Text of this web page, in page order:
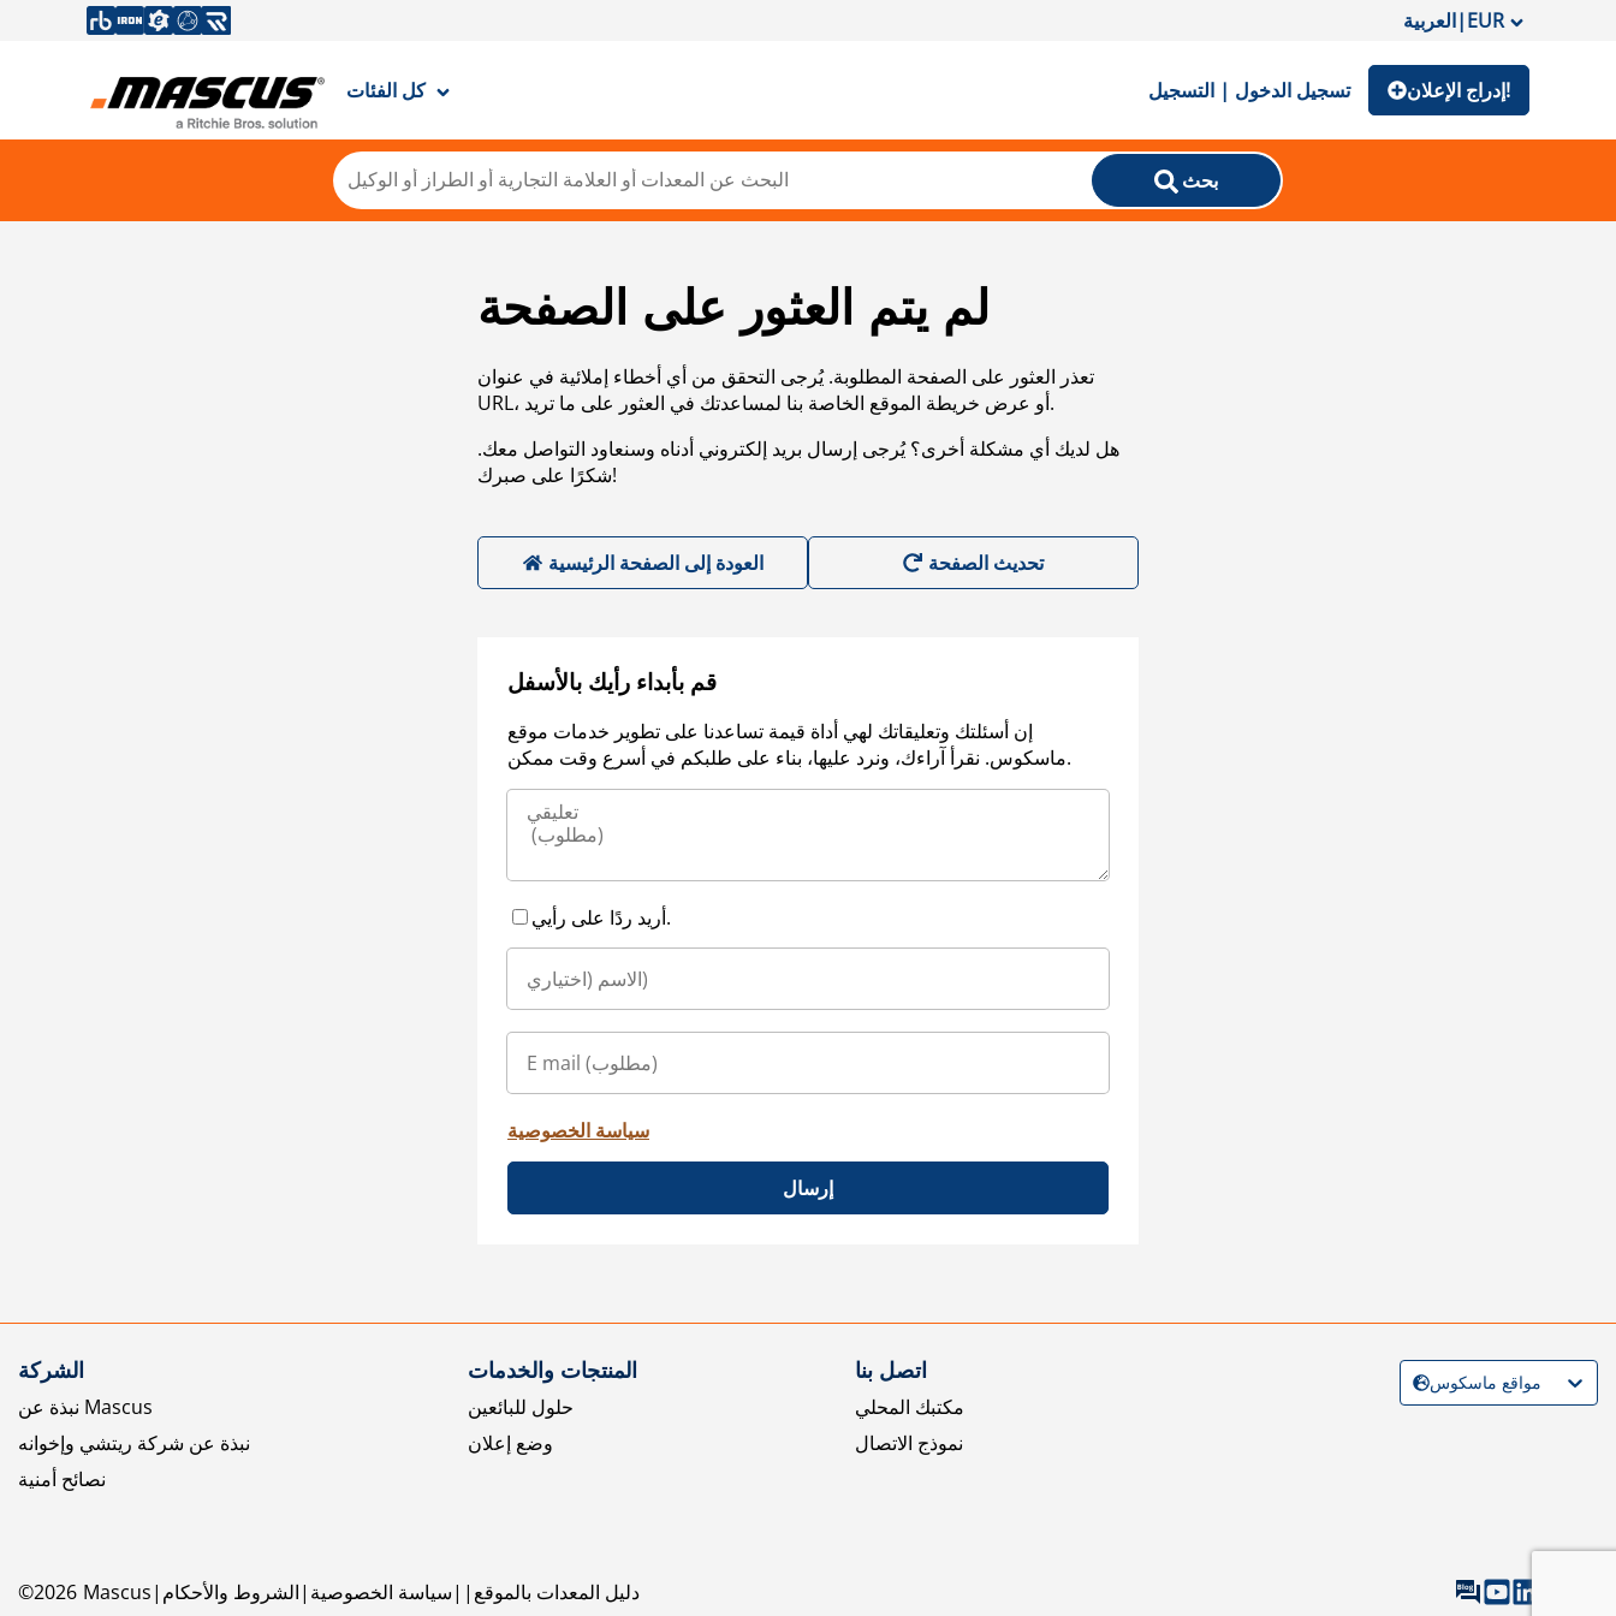
العربية|EUR
كل الفئات تسجيل الدخول | التسجيل إدراج الإعلان!
بحث
لم يتم العثور على الصفحة
تعذر العثور على الصفحة المطلوبة. يُرجى التحقق من أي أخطاء إملائية في عنوان
URL، أو عرض خريطة الموقع الخاصة بنا لمساعدتك في العثور على ما تريد.
هل لديك أي مشكلة أخرى؟ يُرجى إرسال بريد إلكتروني أدناه وسنعاود التواصل معك.
شكرًا على صبرك!
العودة إلى الصفحة الرئيسية
قم بأبداء رأيك بالأسفل
إن أسئلتك وتعليقاتك لهي أداة قيمة تساعدنا على تطوير خدمات موقع
ماسكوس. نقرأ آراءك، ونرد عليها، بناء على طلبكم في أسرع وقت ممكن.
أريد ردًا على رأيي.
سياسة الخصوصية
إرسال
الشركة
نبذة عن Mascus
نبذة عن شركة ريتشي وإخوانه
نصائح أمنية
المنتجات والخدمات
حلول للبائعين
وضع إعلان
اتصل بنا
مكتبك المحلي
نموذج الاتصال
©2026 Mascus الشروط والأحكام سياسة الخصوصية دليل المعدات بالموقع
مواقع ماسكوس